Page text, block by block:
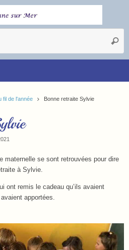
fil de l'année Bonne retraite Sylvie
maternelle se sont retrouvées pour dire
à Sylvie.
ont remis le cadeau qu’ils avaient
apportées.